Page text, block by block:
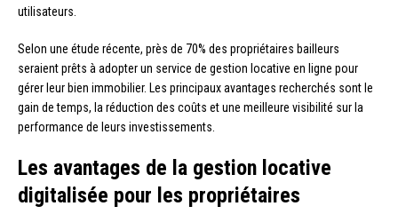
utilisateurs.
Selon une étude récente, près de 70% des propriétaires bailleurs
seraient prêts à adopter un service de gestion locative en ligne pour
gérer leur bien immobilier. Les principaux avantages recherchés sont le
gain de temps, la réduction des coûts et une meilleure visibilité sur la
performance de leurs investissements.
Les avantages de la gestion locative
digitalisée pour les propriétaires